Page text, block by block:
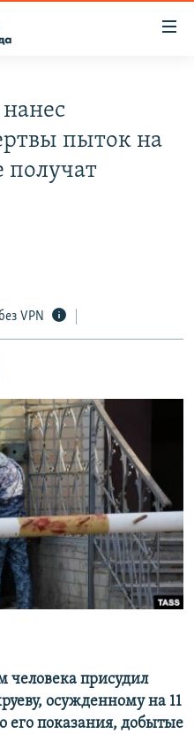
пыток на
получат
VPN
человека присудил
осужденному на 11
его показания, добытые